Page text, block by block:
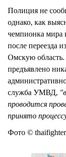
Полиция не
однако, как
чемпионка
после переезда
Омскую область.
предъявлено
служба УМВД,
проводится
принято
Фото ©